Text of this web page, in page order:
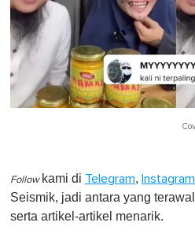
Follow kami di Telegram, Instagram
Seismik, jadi antara yang
serta artikel-artikel menarik.